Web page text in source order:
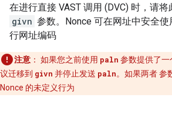
在进行直接 VAST 调用 (DVC) 时，请
givn 参数。Nonce 可在网址中安全
行网址编码
注意 ： 如果您之前使用 paln 参数提供了一
议迁移到 givn 并停止发送 paln。如果两者 参
Nonce 的未定义行为